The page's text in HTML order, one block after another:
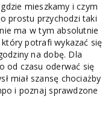
mieszkamy i czym
prostu przychodzi taki
ma w tym absolutnie
który potrafi wykazać się
na dobę. Dla
od czasu oderwać się
miał szansę chociażby
i poznaj sprawdzone